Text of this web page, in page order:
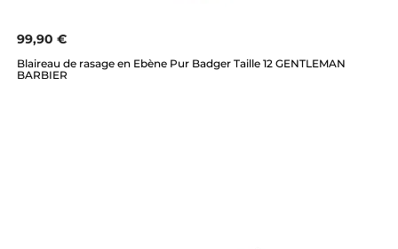
99,90 €
Blaireau de rasage en Ebène Pur Badger Taille 12 GENTLEMAN
BARBIER